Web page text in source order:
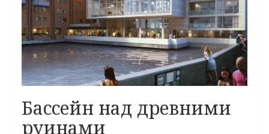
Бассейн над древними
руинами